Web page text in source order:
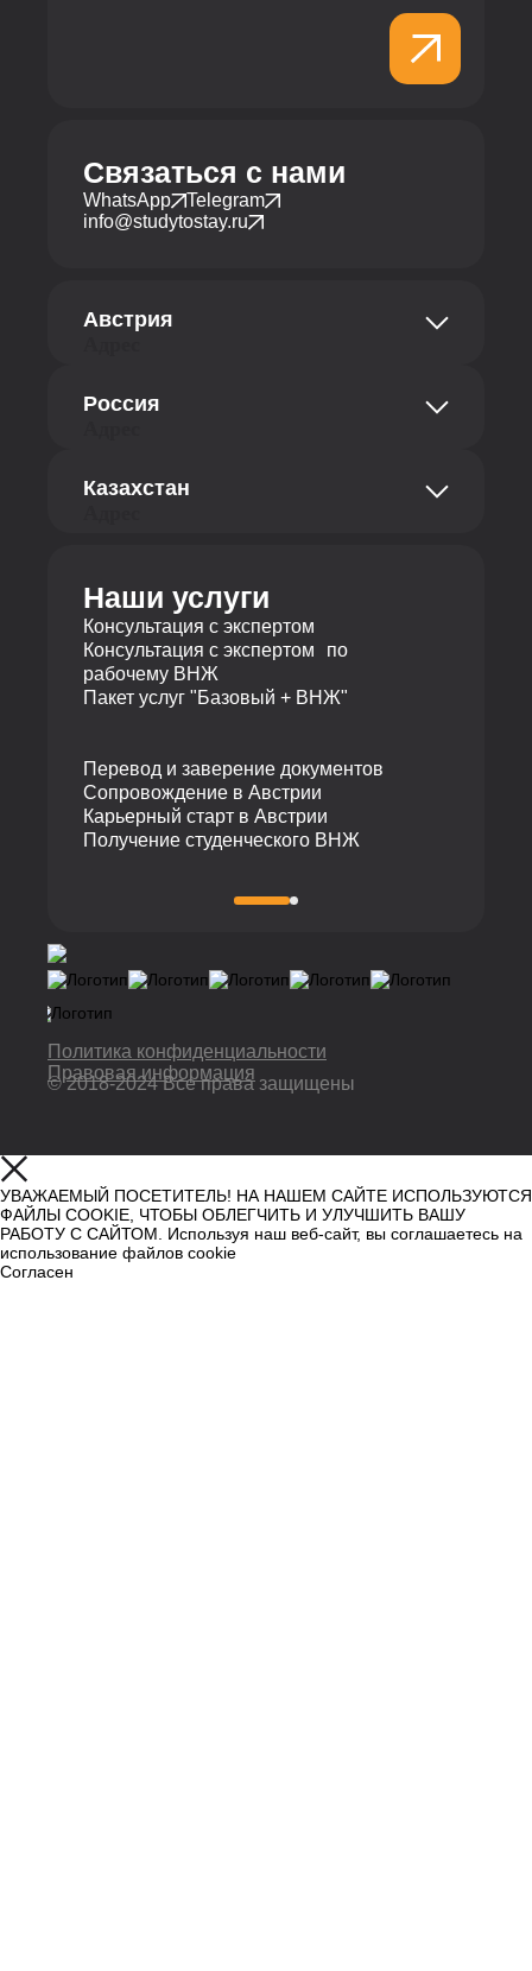
Австрия
1180 Вена, Австрия
+43 681 10116726
Россия
620014 Екатеринбург, Российская
Казахстан
050040 Алматы, Республика Казахстан
Телефон
+7 727 310 14 79
Наши услуги
Консультация с экспертом
Консультация с экспертом по
рабочему ВНЖ
Пакет услуг "Базовый + ВНЖ"
Перевод и заверение документов
Сопровождение в Австрии
Карьерный старт в Австрии
Получение студенческого ВНЖ
Связаться с нами
WhatsApp
Telegram
info@studytostay.ru
Политика конфиденциальности
Правовая информация
© 2018-2024 Все права защищены
УВАЖАЕМЫЙ ПОСЕТИТЕЛЬ! НА НАШЕМ САЙТЕ ИСПОЛЬЗУЮТСЯ
ФАЙЛЫ COOKIE, ЧТОБЫ ОБЛЕГЧИТЬ И УЛУЧШИТЬ ВАШУ
РАБОТУ С САЙТОМ. Используя наш веб-сайт, вы соглашаетесь на
использование файлов cookie
Согласен